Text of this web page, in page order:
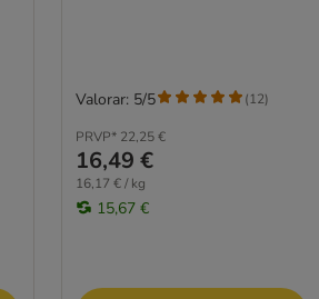
PRVP* 22,25 €
16,49 €
16,17 € / kg
15,67 €
Valorar: 5/5 (12)